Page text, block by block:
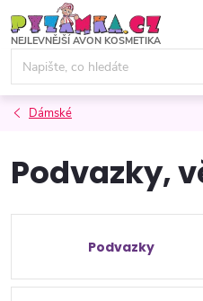
na
obsah
Dámské
Podvazky,
Podvazky